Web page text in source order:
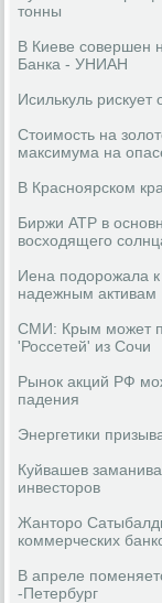
тонны
В Киеве совершен
Банка - УНИАН
Исилькуль рискует
Стоимость на
максимума на
В Красноярском
Биржи АТР в
восходящего
Иена подорожала к
надежным активам
СМИ: Крым может
'Россетей' из Сочи
Рынок акций РФ
падения
Энергетики
Куйвашев
инвесторов
Жанторо
коммерческих
В апреле
-Петербург